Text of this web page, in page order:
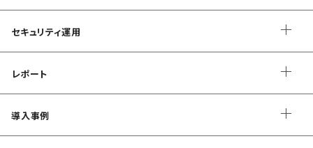
CSIRT構築／運用支援
インシデント初動対応準備支援
Shift Left コンサルティング
クラウドセキュリティ設定診断
アタックサーフェス調査
緊急対応
セキュリスト（SecuriST）
（セキュリティエンジニア養成講座）
企業向けセキュリティ訓練
セキュリティ運用
マネージドセキュリティサービス (MSS)
Managed Security Service for AWS
レポート
SQAT® セキュリティレポート
SQAT® 情報セキュリティ瓦版
導入事例